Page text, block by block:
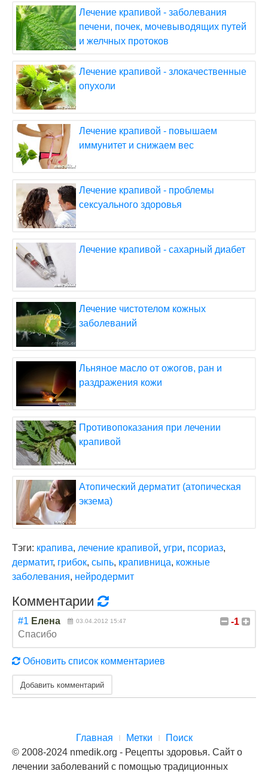
Лечение крапивой - заболевания
печени, почек, мочевыводящих путей
и желчных протоков
Лечение крапивой - злокачественные
опухоли
Лечение крапивой - повышаем
иммунитет и снижаем вес
Лечение крапивой - проблемы
сексуального здоровья
Лечение крапивой - сахарный диабет
Лечение чистотелом кожных
заболеваний
Льняное масло от ожогов, ран и
раздражения кожи
Противопоказания при лечении
крапивой
Атопический дерматит (атопическая
экзема)
Тэги: крапива, лечение крапивой, угри, псориаз,
дерматит, грибок, сыпь, крапивница, кожные
заболевания, нейродермит
Комментарии
-1
#1 Елена 03.04.2012 15:47
Спасибо
Обновить список комментариев
Добавить комментарий
Главная Метки
Поиск
© 2008-2024 nmedik.org - Рецепты здоровья. Сайт о
лечении заболеваний с помощью традиционных